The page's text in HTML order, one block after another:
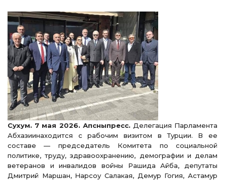
Сухум. 7 мая 2026. Апсныпресс. Делегация Парламента
Абхазиинаходится с рабочим визитом в Турции. В ее
составе — председатель Комитета по социальной
политике, труду, здравоохранению, демографии и делам
ветеранов и инвалидов войны Рашида Айба, депутаты
Дмитрий Маршан, Нарсоу Салакая, Демур Гогия, Астамур